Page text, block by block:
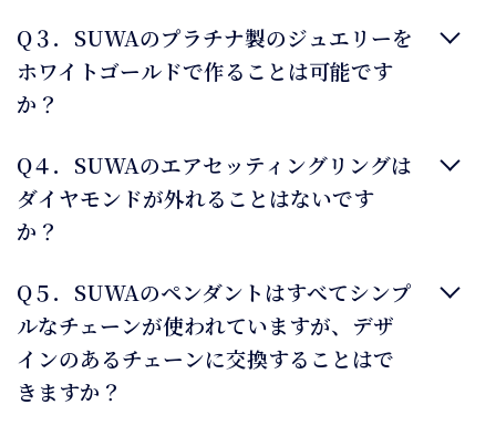
Q３．SUWAのプラチナ製のジュエリーを
ホワイトゴールドで作ることは可能です
か？
Q４．SUWAのエアセッティングリングは
ダイヤモンドが外れることはないです
か？
Q５．SUWAのペンダントはすべてシンプ
ルなチェーンが使われていますが、デザ
インのあるチェーンに交換することはで
きますか？